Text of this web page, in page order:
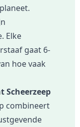
Elke
gaat 6-
hoe vaak
Scheerzeep
combineert